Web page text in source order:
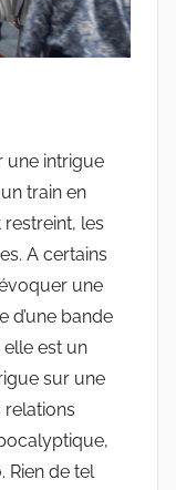
une intrigue
train en
restreint, les
A certains
une
d’une bande
elle est un
sur une
relations
Rien de tel